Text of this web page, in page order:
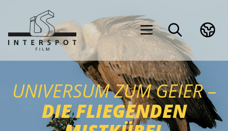
UNIVERSUM ZUM GEIER –
DIE FLIEGENDEN